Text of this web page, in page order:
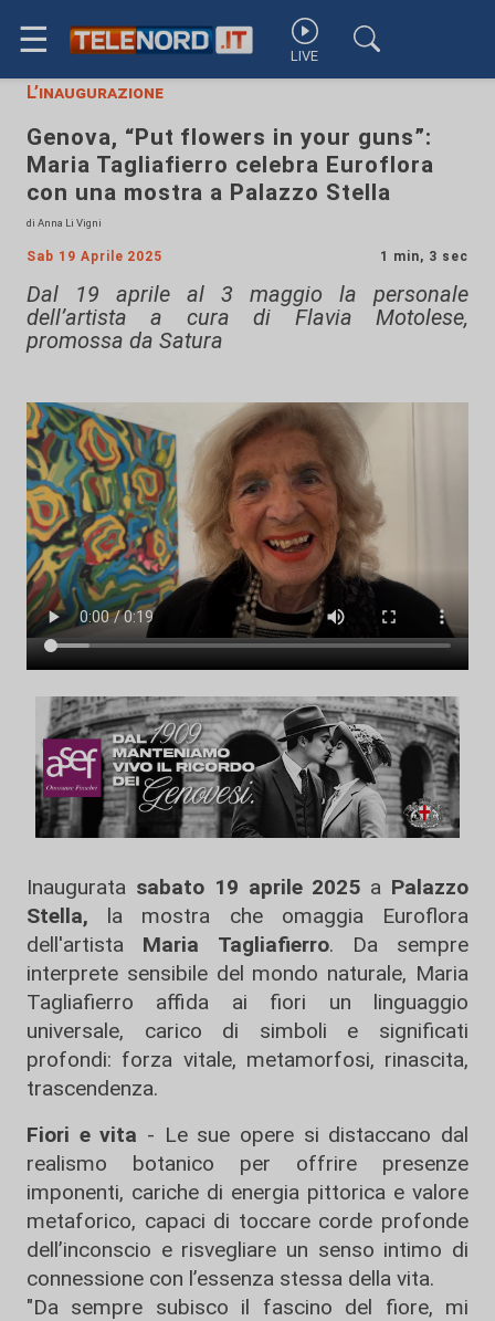
☰ LIVE
L’inaugurazione
Genova, “Put flowers in your guns”:
Maria Tagliafierro celebra Euroflora
con una mostra a Palazzo Stella
di Anna Li Vigni
Sab 19 Aprile 2025 1 min, 3 sec
Dal 19 aprile al 3 maggio la personale
dell’artista a cura di Flavia Motolese,
promossa da Satura
Inaugurata sabato 19 aprile 2025 a Palazzo
Stella, la mostra che omaggia Euroflora
dell'artista Maria Tagliafierro. Da sempre
interprete sensibile del mondo naturale, Maria
Tagliafierro affida ai fiori un linguaggio
universale, carico di simboli e significati
profondi: forza vitale, metamorfosi, rinascita,
trascendenza.
Fiori e vita - Le sue opere si distaccano dal
realismo botanico per offrire presenze
imponenti, cariche di energia pittorica e valore
metaforico, capaci di toccare corde profonde
dell’inconscio e risvegliare un senso intimo di
connessione con l’essenza stessa della vita.
"Da sempre subisco il fascino del fiore, mi